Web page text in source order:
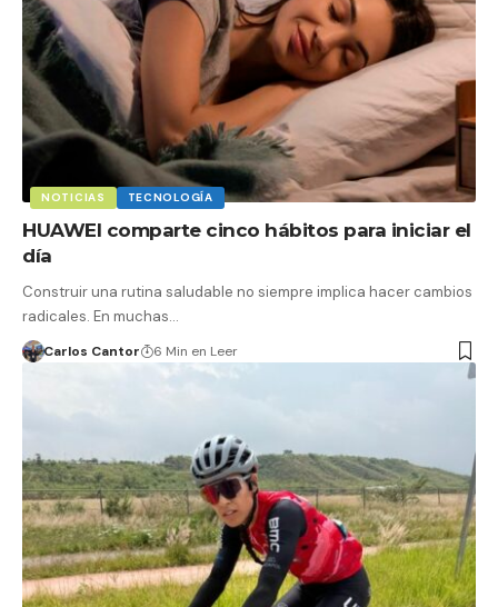
NOTICIAS TECNOLOGÍA
HUAWEI comparte cinco hábitos para iniciar el
día
Construir una rutina saludable no siempre implica hacer cambios
radicales. En muchas…
Carlos Cantor 6 Min en Leer